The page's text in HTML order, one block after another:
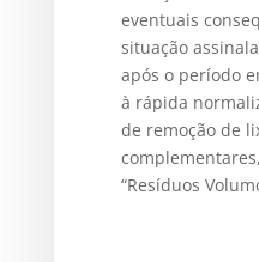
eventuais
situação
após o período
à rápida
de remoção de
“Resíduos